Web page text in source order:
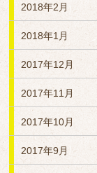
2018年2月
2018年1月
2017年12月
2017年11月
2017年10月
2017年9月